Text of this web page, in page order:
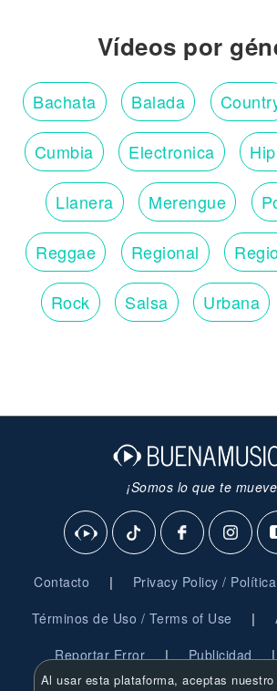
Vídeos por
Bachata Balada
Cumbia Electronica
Llanera Merengue
Reggae Regional
Rock Salsa Urbana
¡Somos lo que te
Contacto | Privacy Policy /
Términos de Uso / Terms of Use |
Reportar Error | Publicidad |
Al usar esta plataforma, aceptas